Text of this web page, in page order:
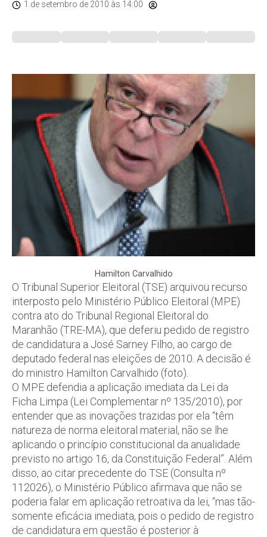
1 de setembro de 2010 às 14:00
Hamilton Carvalhido
O Tribunal Superior Eleitoral (TSE) arquivou recurso
interposto pelo Ministério Público Eleitoral (MPE)
contra ato do Tribunal Regional Eleitoral do
Maranhão (TRE-MA), que deferiu pedido de registro
de candidatura a José Sarney Filho, ao cargo de
deputado federal nas eleições de 2010. A decisão é
do ministro Hamilton Carvalhido (foto).
O MPE defendia a aplicação imediata da Lei da
Ficha Limpa (Lei Complementar nº 135/2010), por
entender que as inovações trazidas por ela “têm
natureza de norma eleitoral material, não se lhe
aplicando o princípio constitucional da anualidade
previsto no artigo 16, da Constituição Federal”. Além
disso, ao citar precedente do TSE (Consulta nº
112026), o Ministério Público afirmava que não se
poderia falar em aplicação retroativa da lei, “mas tão-
somente eficácia imediata, pois o pedido de registro
de candidatura em questão é posterior à